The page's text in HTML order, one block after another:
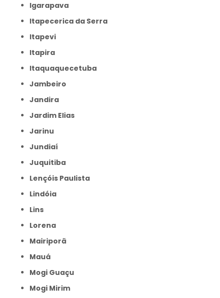
Igarapava
Itapecerica da Serra
Itapevi
Itapira
Itaquaquecetuba
Jambeiro
Jandira
Jardim Elias
Jarinu
Jundiaí
Juquitiba
Lençóis Paulista
Lindóia
Lins
Lorena
Mairiporã
Mauá
Mogi Guaçu
Mogi Mirim